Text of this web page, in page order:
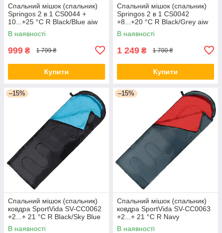
Спальний мішок (спальник)
Springos 2 в 1 CS0044 +
10...+25 °C R Black/Blue aiw
якість
В наявності
999 ₴ 1 799 ₴
Купити
Спальний мішок (спальник)
Springos 2 в 1 CS0042
+8...+20 °C R Black/Grey aiw
якість
В наявності
1 249 ₴ 1 700 ₴
Купити
–15%
Спальний мішок (спальник)
ковдра SportVida SV-CC0062
+2...+ 21 °C R Black/Sky Blue
orig1691
В наявності
–15%
Спальний мішок (спальник)
ковдра SportVida SV-CC0063
+2...+ 21 °C R Navy
Green/Red orig1692
В наявності